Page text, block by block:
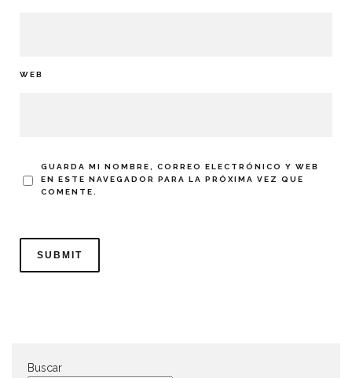
WEB
GUARDA MI NOMBRE, CORREO ELECTRÓNICO Y WEB
EN ESTE NAVEGADOR PARA LA PRÓXIMA VEZ QUE
COMENTE.
Buscar